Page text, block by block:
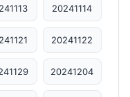
20241114
20241122
20241204